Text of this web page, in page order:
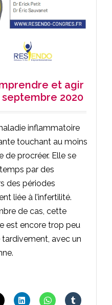
et agir
2020
inflammatoire
touchant au moins
de procréer. Elle se
par des
des périodes
liée à l’infertilité.
de cas, cette
est encore trop peu
avec un